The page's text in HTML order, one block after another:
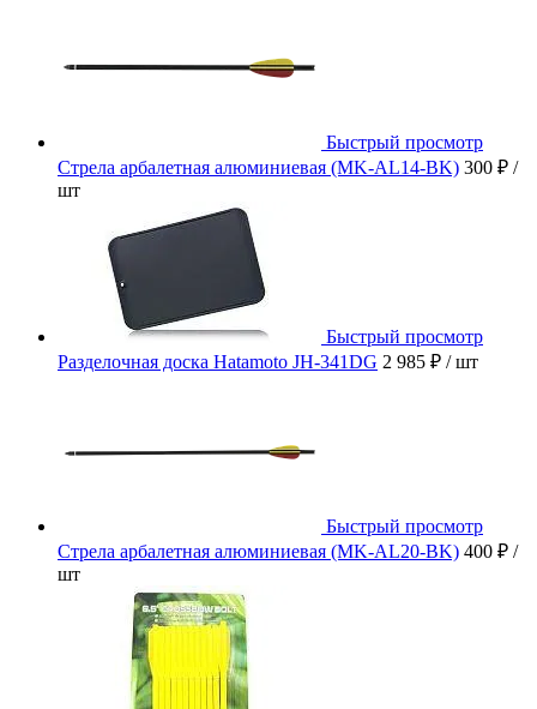
Быстрый просмотр
Стрела арбалетная алюминиевая (MK-AL14-BK) 300 ₽ /
шт
Быстрый просмотр
Разделочная доска Hatamoto JH-341DG 2 985 ₽ / шт
Быстрый просмотр
Стрела арбалетная алюминиевая (MK-AL20-BK) 400 ₽ /
шт